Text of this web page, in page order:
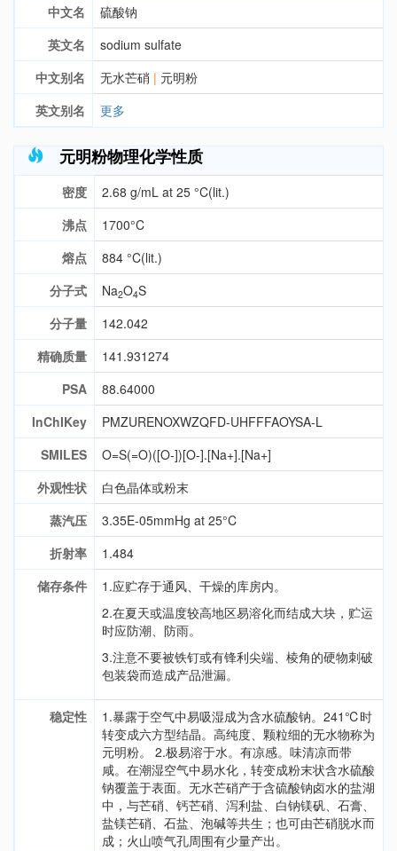
中文名
硫酸钠
英文名
sodium sulfate
中文别名
无水芒硝 | 元明粉
英文别名
更多
元明粉物理化学性质
密度
2.68 g/mL at 25 °C(lit.)
沸点
1700°C
熔点
884 °C(lit.)
分子式
Na2O4S
分子量
142.042
精确质量
141.931274
PSA
88.64000
InChIKey
PMZURENOXWZQFD-UHFFFAOYSA-L
SMILES
O=S(=O)([O-])[O-].[Na+].[Na+]
外观性状
白色晶体或粉末
蒸汽压
3.35E-05mmHg at 25°C
折射率
1.484
储存条件
1.应贮存于通风、干燥的库房内。
2.在夏天或温度较高地区易溶化而结成大块，贮运
时应防潮、防雨。
3.注意不要被铁钉或有锋利尖端、棱角的硬物刺破
包装袋而造成产品泄漏。
稳定性
1.暴露于空气中易吸湿成为含水硫酸钠。241℃时
转变成六方型结晶。高纯度、颗粒细的无水物称为
元明粉。 2.极易溶于水。有凉感。味清凉而带
咸。在潮湿空气中易水化，转变成粉末状含水硫酸
钠覆盖于表面。无水芒硝产于含硫酸钠卤水的盐湖
中，与芒硝、钙芒硝、泻利盐、白钠镁矾、石膏、
盐镁芒硝、石盐、泡碱等共生；也可由芒硝脱水而
成；火山喷气孔周围有少量产出。